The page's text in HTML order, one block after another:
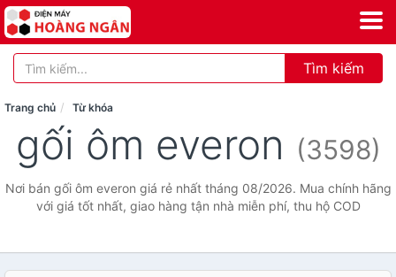
Tìm kiếm
Trang chủ Từ khóa
gối ôm everon (3598)
Nơi bán gối ôm everon giá rẻ nhất tháng 08/2026. Mua chính hãng
với giá tốt nhất, giao hàng tận nhà miễn phí, thu hộ COD